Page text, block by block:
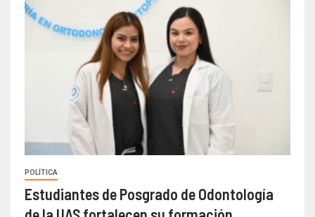
POLÍTICA
Estudiantes de Posgrado de Odontología